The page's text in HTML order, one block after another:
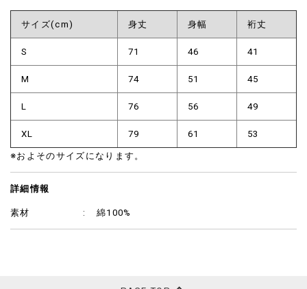
サイズ(cm) 身丈 身幅 裄丈
S 71 46 41
M 74 51 45
L 76 56 49
XL 79 61 53
※およそのサイズになります。
詳細情報
素材 綿100%